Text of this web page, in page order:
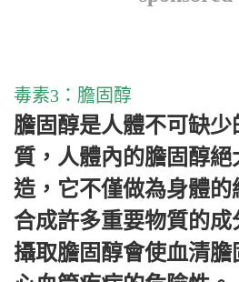
毒素3：膽固醇
膽固醇是人體不可缺少
質，人體內的膽固醇
造，它不僅做為身體
合成許多重要物質的
攝取膽固醇會使血清